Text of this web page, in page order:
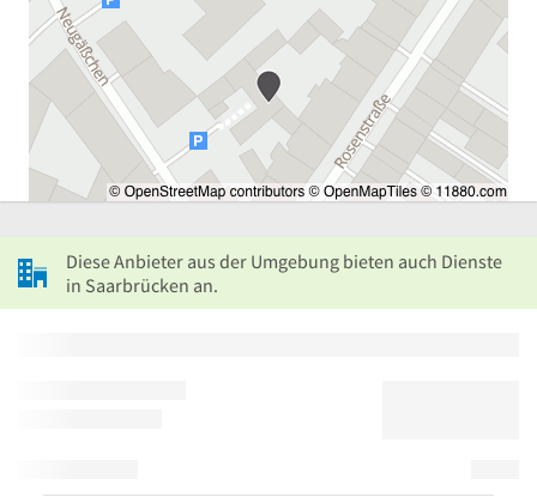
Diese Anbieter aus der Umgebung bieten auch Dienste
in Saarbrücken an.